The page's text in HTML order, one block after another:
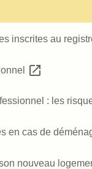
inscrites au
open_in_new
: les
en cas de
nouveau